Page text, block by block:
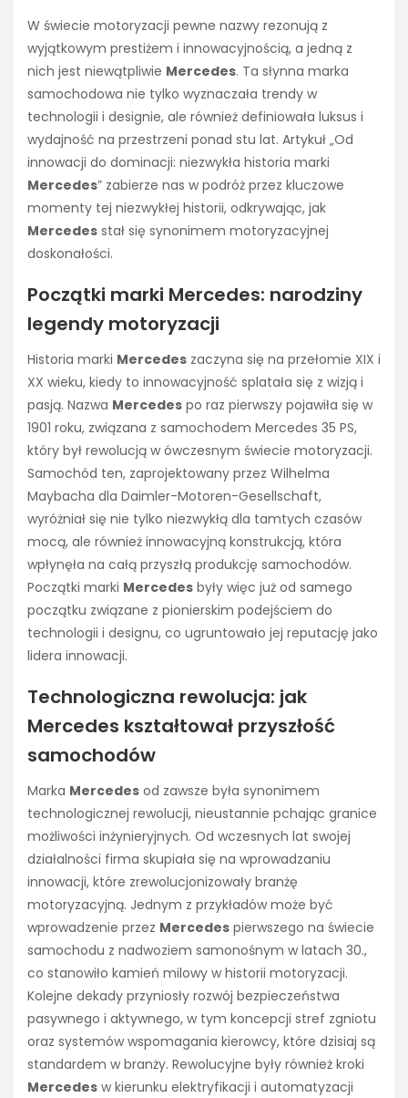
W świecie motoryzacji pewne nazwy rezonują z
wyjątkowym prestiżem i innowacyjnością, a jedną z
nich jest niewątpliwie Mercedes. Ta słynna marka
samochodowa nie tylko wyznaczała trendy w
technologii i designie, ale również definiowała luksus i
wydajność na przestrzeni ponad stu lat. Artykuł „Od
innowacji do dominacji: niezwykła historia marki
Mercedes” zabierze nas w podróż przez kluczowe
momenty tej niezwykłej historii, odkrywając, jak
Mercedes stał się synonimem motoryzacyjnej
doskonałości.
Początki marki Mercedes: narodziny
legendy motoryzacji
Historia marki Mercedes zaczyna się na przełomie XIX i
XX wieku, kiedy to innowacyjność splatała się z wizją i
pasją. Nazwa Mercedes po raz pierwszy pojawiła się w
1901 roku, związana z samochodem Mercedes 35 PS,
który był rewolucją w ówczesnym świecie motoryzacji.
Samochód ten, zaprojektowany przez Wilhelma
Maybacha dla Daimler-Motoren-Gesellschaft,
wyróżniał się nie tylko niezwykłą dla tamtych czasów
mocą, ale również innowacyjną konstrukcją, która
wpłynęła na całą przyszłą produkcję samochodów.
Początki marki Mercedes były więc już od samego
początku związane z pionierskim podejściem do
technologii i designu, co ugruntowało jej reputację jako
lidera innowacji.
Technologiczna rewolucja: jak
Mercedes kształtował przyszłość
samochodów
Marka Mercedes od zawsze była synonimem
technologicznej rewolucji, nieustannie pchając granice
możliwości inżynieryjnych. Od wczesnych lat swojej
działalności firma skupiała się na wprowadzaniu
innowacji, które zrewolucjonizowały branżę
motoryzacyjną. Jednym z przykładów może być
wprowadzenie przez Mercedes pierwszego na świecie
samochodu z nadwoziem samonośnym w latach 30.,
co stanowiło kamień milowy w historii motoryzacji.
Kolejne dekady przyniosły rozwój bezpieczeństwa
pasywnego i aktywnego, w tym koncepcji stref zgniotu
oraz systemów wspomagania kierowcy, które dzisiaj są
standardem w branży. Rewolucyjne były również kroki
Mercedes w kierunku elektryfikacji i automatyzacji